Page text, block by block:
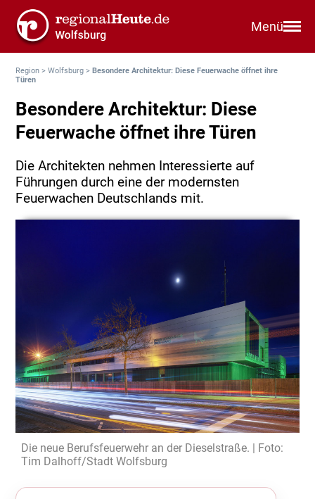
Menü
Region >Wolfsburg >Besondere Architektur: Diese Feuerwache öffnet ihre
Türen
Besondere Architektur: Diese
Feuerwache öffnet ihre Türen
Die Architekten nehmen Interessierte auf
Führungen durch eine der modernsten
Feuerwachen Deutschlands mit.
Die neue Berufsfeuerwehr an der Dieselstraße. | Foto:
Tim Dalhoff/Stadt Wolfsburg